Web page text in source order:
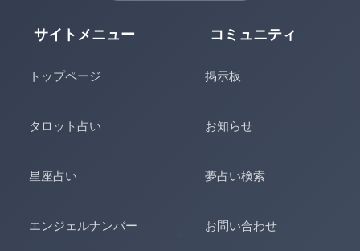
サイトメニュー
トップページ
タロット占い
星座占い
エンジェルナンバー
コミュニティ
掲示板
お知らせ
夢占い検索
お問い合わせ